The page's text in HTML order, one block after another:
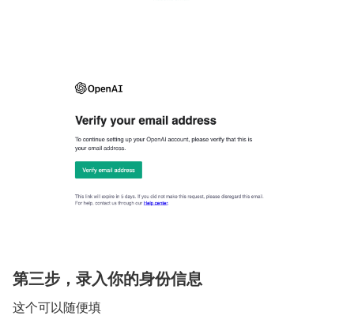
第三步，录入你的身份信息
这个可以随便填